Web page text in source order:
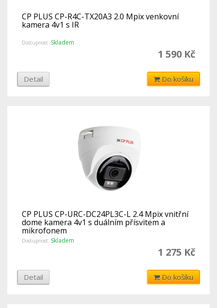
CP PLUS CP-R4C-TX20A3 2.0 Mpix venkovní
kamera 4v1 s IR
Dostupnost: Skladem
1 590 Kč
Detail Do košíku
CP PLUS CP-URC-DC24PL3C-L 2.4 Mpix vnitřní
dome kamera 4v1 s duálním přísvitem a
mikrofonem
Dostupnost: Skladem
1 275 Kč
Detail Do košíku